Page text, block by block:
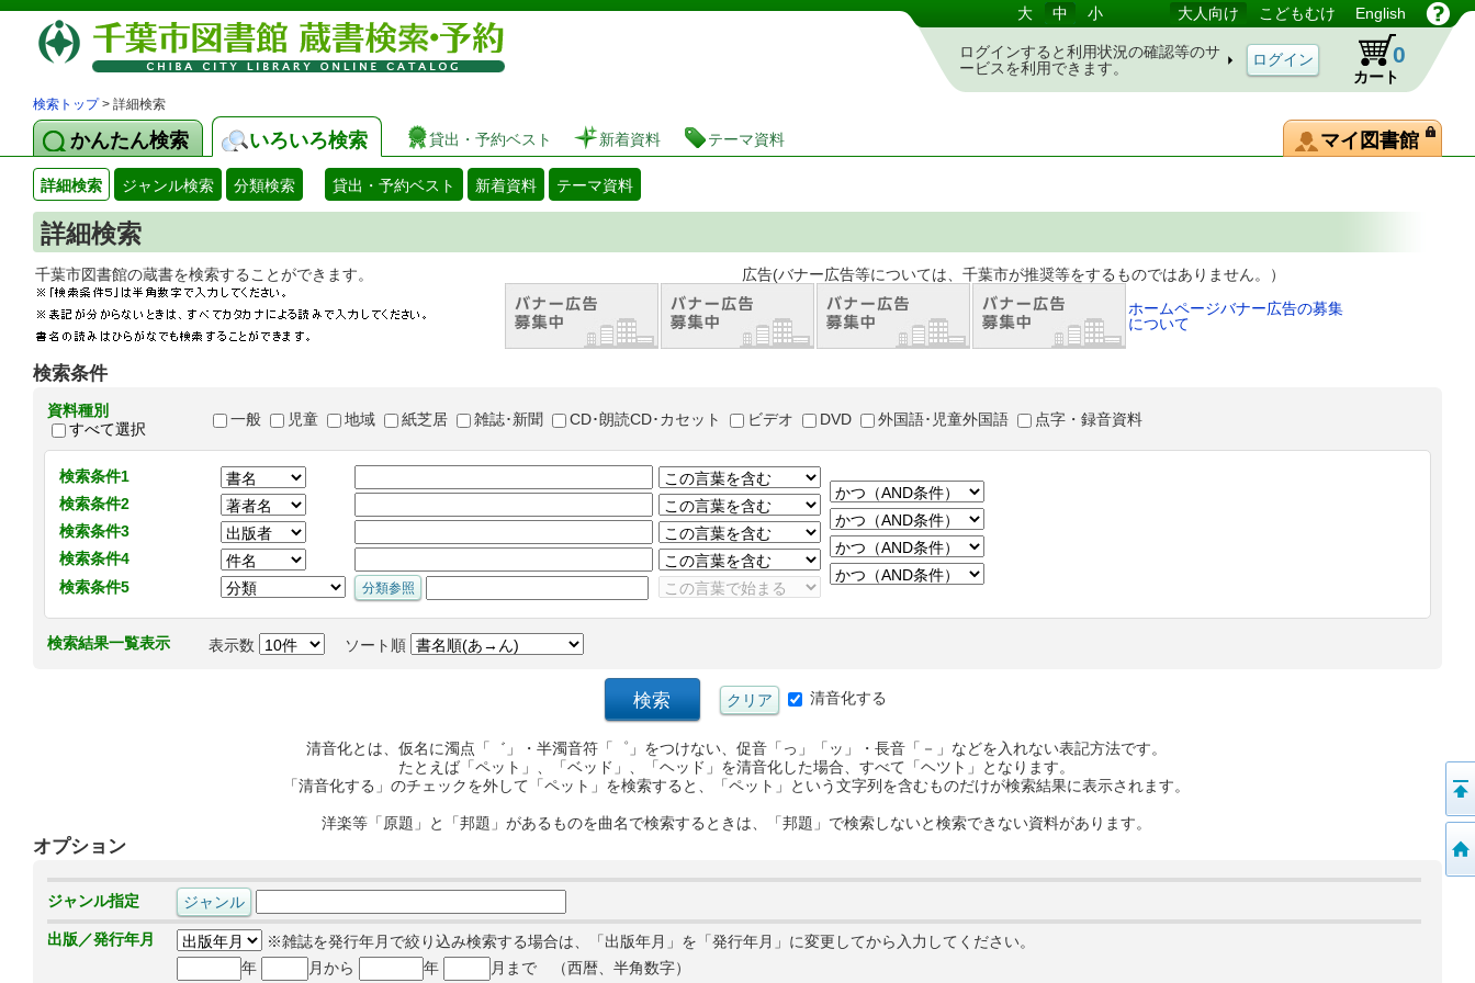
図書館 蔵書検索・予約システム 大 中 小 大人向け こどもむけ English
ログインすると利用状況の確認等のサ
ービスを利用できます。
カート
0
検索トップ> 詳細検索
かんたん検索 いろいろ検索 貸出・予約ベスト 新着資料 テーマ資料 マイ図書館
詳細検索 ジャンル検索 分類検索 貸出・予約ベスト 新着資料 テーマ資料
詳細検索
千葉市図書館の蔵書を検索することができます。 広告(バナー広告等については、千葉市が推奨等をするものではありません。）
ホームページバナー広告の募集
について
検索条件
資料種別
すべて選択
一般 児童 地域 紙芝居 雑誌･新聞 CD･朗読CD･カセット ビデオ DVD 外国語･児童外国語 点字・録音資料
検索条件1
検索条件2
検索条件3
検索条件4
検索条件5
検索結果一覧表示 表示数 ソート順
清音化する
清音化とは、仮名に濁点「゛」・半濁音符「゜」をつけない、促音「っ」「ッ」・長音「－」などを入れない表記方法です。
たとえば「ペット」、「ベッド」、「ヘッド」を清音化した場合、すべて「ヘツト」となります。
「清音化する」のチェックを外して「ペット」を検索すると、「ペット」という文字列を含むものだけが検索結果に表示されます。
洋楽等「原題」と「邦題」があるものを曲名で検索するときは、「邦題」で検索しないと検索できない資料があります。
オプション
ジャンル指定
出版／発行年月
※雑誌を発行年月で絞り込み検索する場合は、「出版年月」を「発行年月」に変更してから入力してください。
年
月から 年 月まで （西暦、半角数字）